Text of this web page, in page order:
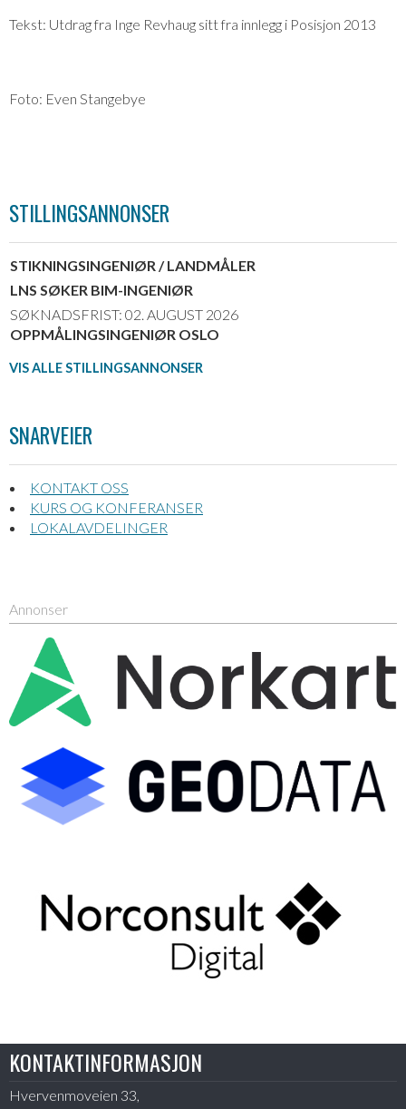
Tekst: Utdrag fra Inge Revhaug sitt fra innlegg i Posisjon 2013
Foto: Even Stangebye
STILLINGSANNONSER
STIKNINGSINGENIØR / LANDMÅLER
LNS SØKER BIM-INGENIØR
SØKNADSFRIST: 02. AUGUST 2026
OPPMÅLINGSINGENIØR OSLO
VIS ALLE STILLINGSANNONSER
SNARVEIER
KONTAKT OSS
KURS OG KONFERANSER
LOKALAVDELINGER
Annonser
KONTAKTINFORMASJON
Hvervenmoveien 33,